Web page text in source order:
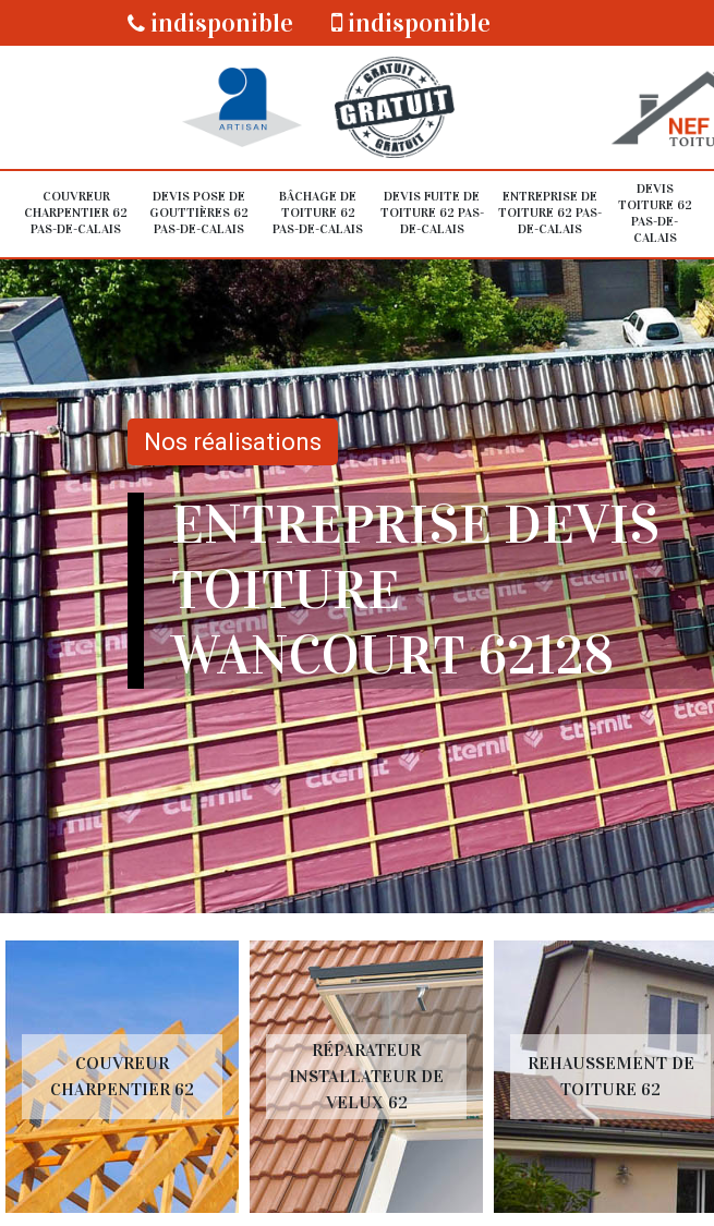
indisponible indisponible
COUVREUR
CHARPENTIER 62
PAS-DE-CALAIS
DEVIS POSE DE
GOUTTIÈRES 62
PAS-DE-CALAIS
BÂCHAGE DE
TOITURE 62
PAS-DE-CALAIS
DEVIS FUITE DE
TOITURE 62 PAS-
DE-CALAIS
ENTREPRISE DE
TOITURE 62 PAS-
DE-CALAIS
DEVIS
TOITURE 62
PAS-DE-
CALAIS
Nos réalisations
ENTREPRISE DEVIS
TOITURE
WANCOURT 62128
RÉPARATEUR
INSTALLATEUR DE
VELUX 62
REHAUSSEMENT DE
TOITURE 62
DEVIS
CHANGEMENT DE
TUILE 62